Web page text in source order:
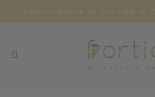
Livraison gratuite sur tout achat de